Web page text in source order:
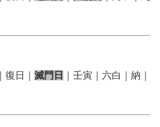
｜復日｜ 滅門日
｜壬寅｜六白｜納｜